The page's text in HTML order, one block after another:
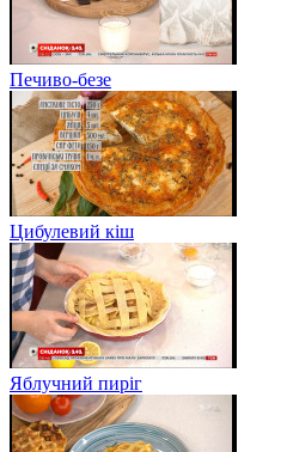
Печиво-безе
Цибулевий кіш
Яблучний пиріг